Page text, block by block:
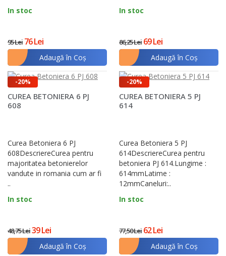
In stoc
95 Lei 76 Lei
Adaugă în Coş
In stoc
86,25 Lei 69 Lei
Adaugă în Coş
-20%
CUREA BETONIERA 6 PJ
608
Curea Betoniera 6 PJ
608DescriereCurea pentru
majoritatea betonierelor
vandute in romania cum ar fi
..
In stoc
48,75 Lei39 Lei
Adaugă în Coş
-20%
CUREA BETONIERA 5 PJ
614
Curea Betoniera 5 PJ
614DescriereCurea pentru
betoniera PJ 614.Lungime :
614mmLatime :
12mmCaneluri:..
In stoc
77,50 Lei 62 Lei
Adaugă în Coş